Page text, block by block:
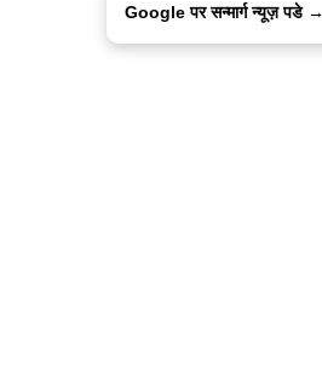
Google पर सन्मार्ग न्यूज़ पडे →